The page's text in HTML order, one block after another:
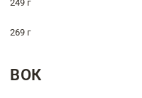
249 г
269 г
ВОК